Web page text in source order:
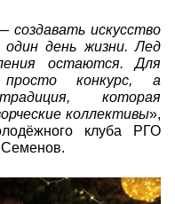
создавать искусство
день жизни. Лед
остаются. Для
конкурс, а
которая
коллективы»,
клуба РГО
Семенов.